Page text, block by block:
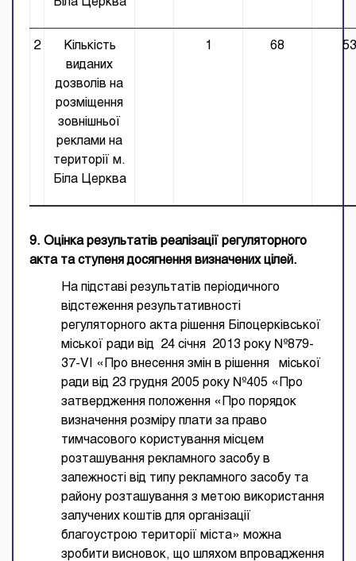
Біла Церква
2
Кількість
виданих
дозволів на
розміщення
зовнішньої
реклами на
території м.
Біла Церква
1 68 53
9. Оцінка результатів реалізації регуляторного
акта та ступеня досягнення визначених цілей.
На підставі результатів періодичного
відстеження результативності
регуляторного акта рішення Білоцерківської
міської ради від 24 січня 2013 року №879-
37-VI «Про внесення змін в рішення міської
ради від 23 грудня 2005 року №405 «Про
затвердження положення «Про порядок
визначення розміру плати за право
тимчасового користування місцем
розташування рекламного засобу в
залежності від типу рекламного засобу та
району розташування з метою використання
залучених коштів для організації
благоустрою території міста» можна
зробити висновок, що шляхом впровадження